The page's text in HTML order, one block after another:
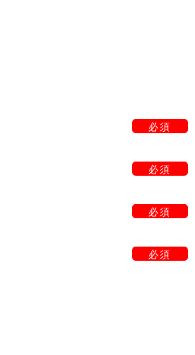
必須
必須
必須
必須